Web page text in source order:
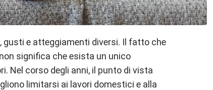
gusti e atteggiamenti diversi. Il fatto che
significa che esista un unico
Nel corso degli anni, il punto di vista
limitarsi ai lavori domestici e alla